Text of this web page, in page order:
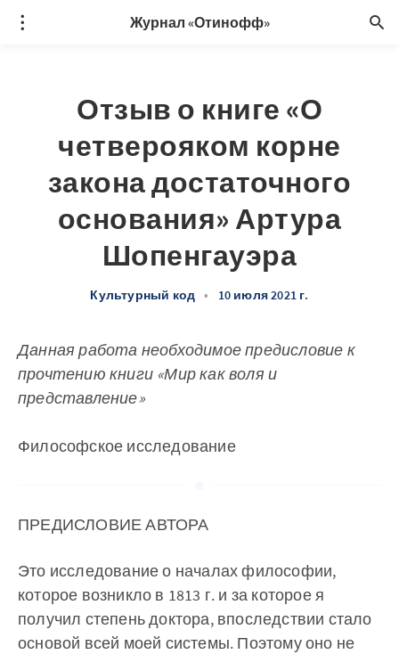
Журнал «Отинофф»
Отзыв о книге «О
четверояком корне
закона достаточного
основания» Артура
Шопенгауэра
Культурный код • 10 июля 2021 г.
Данная работа необходимое предисловие к
прочтению книги «Мир как воля и
представление»
Философское исследование
ПРЕДИСЛОВИЕ АВТОРА
Это исследование о началах философии,
которое возникло в 1813 г. и за которое я
получил степень доктора, впоследствии стало
основой всей моей системы. Поэтому оно не